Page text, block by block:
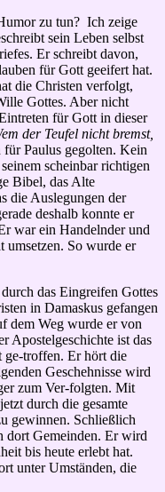
zu tun? Ich zeige
sein Leben selbst
Er schreibt davon,
für Gott geeifert hat.
die Christen verfolgt,
Gottes. Aber nicht
für Gott in dieser
der Teufel nicht bremst,
für Paulus gegolten. Kein
scheinbar richtigen
Bibel, das Alte
die Auslegungen der
deshalb konnte er
war ein Handelnder und
So wurde er
das Eingreifen Gottes
in Damaskus gefangen
dem Weg wurde er von
Apostelgeschichte ist das
ge-troffen. Er hört die
Geschehnisse wird
zum Ver-folgten. Mit
durch die gesamte
gewinnen. Schließlich
dort Gemeinden. Er wird
bis heute erlebt hat.
unter Umständen, die